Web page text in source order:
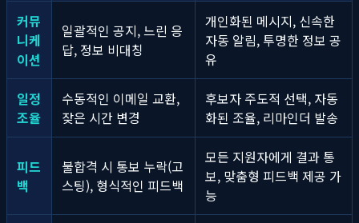
커뮤
니케
이션
일괄적인 공지, 느린 응
답, 정보 비대칭
개인화된 메시지, 신속한
자동 알림, 투명한 정보 공
유
일정
조율
수동적인 이메일 교환,
잦은 시간 변경
후보자 주도적 선택, 자동
화된 조율, 리마인더 발송
피드
백
불합격 시 통보 누락(고
스팅), 형식적인 피드백
모든 지원자에게 결과 통
보, 맞춤형 피드백 제공 가
능